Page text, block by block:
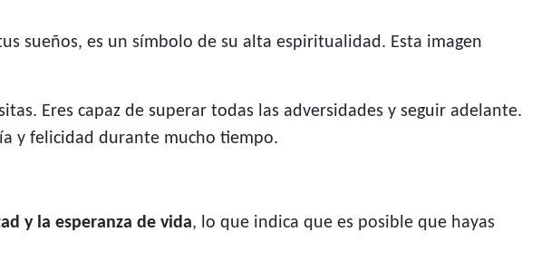
sueños, es un símbolo de su alta espiritualidad. Esta imagen
Eres capaz de superar todas las adversidades y seguir adelante.
y felicidad durante mucho tiempo.
y la esperanza de vida, lo que indica que es posible que hayas